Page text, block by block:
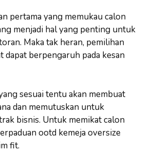
pertama yang memukau calon
menjadi hal yang penting untuk
Maka tak heran, pemilihan
dapat berpengaruh pada kesan
sesuai tentu akan membuat
dan memutuskan untuk
bisnis. Untuk memikat calon
ootd kemeja oversize
fit.